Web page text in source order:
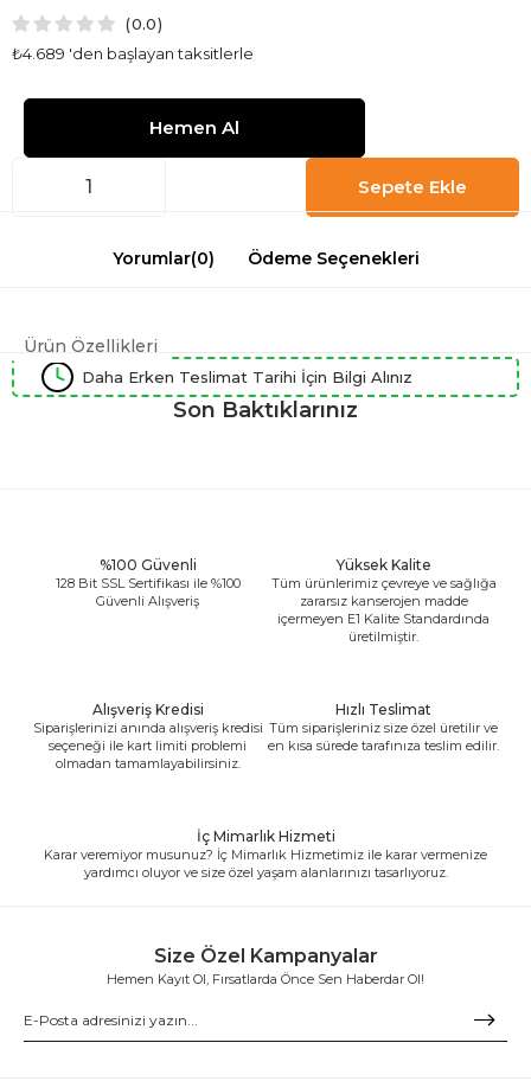
0.0
₺4.689 'den başlayan taksitlerle
Yorumlar(0) Ödeme Seçenekleri
Ürün Özellikleri
Daha Erken Teslimat Tarihi İçin Bilgi Alınız
Son Baktıklarınız
%100 Güvenli
128 Bit SSL Sertifikası ile %100
Güvenli Alışveriş
Yüksek Kalite
Tüm ürünlerimiz çevreye ve sağlığa
zararsız kanserojen madde
içermeyen E1 Kalite Standardında
üretilmiştir.
Alışveriş Kredisi
Siparişlerinizi anında alışveriş kredisi
seçeneği ile kart limiti problemi
olmadan tamamlayabilirsiniz.
Hızlı Teslimat
Tüm siparişleriniz size özel üretilir ve
en kısa sürede tarafınıza teslim edilir.
İç Mimarlık Hizmeti
Karar veremiyor musunuz? İç Mimarlık Hizmetimiz ile karar vermenize
yardımcı oluyor ve size özel yaşam alanlarınızı tasarlıyoruz.
Size Özel Kampanyalar
Hemen Kayıt Ol, Fırsatlarda Önce Sen Haberdar Ol!